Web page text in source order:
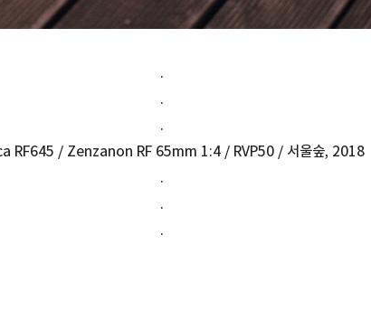
.
.
.
RF645 / Zenzanon RF 65mm 1:4 / RVP50 / 서울숲, 2018
.
.
.